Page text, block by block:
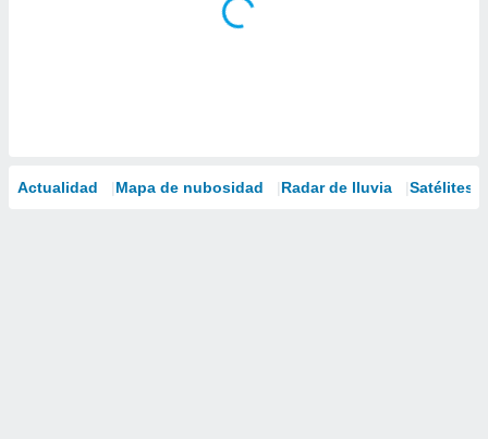
Actualidad Mapa de nubosidad Radar de lluvia Satélites